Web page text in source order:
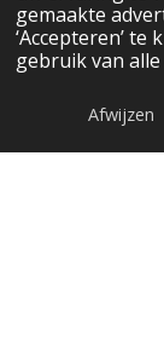
gemaakte
‘Accepteren’
gebruik van alle
Afwijzen
aangegeven)
© 2024